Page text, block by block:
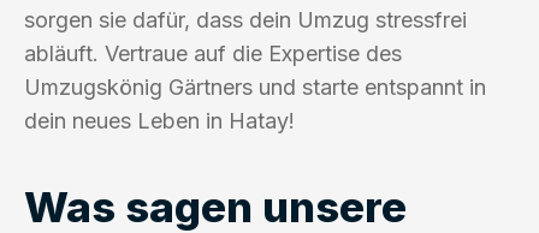
sorgen sie dafür, dass dein Umzug stressfrei
abläuft. Vertraue auf die Expertise des
Umzugskönig Gärtners und starte entspannt in
dein neues Leben in Hatay!
Was sagen unsere